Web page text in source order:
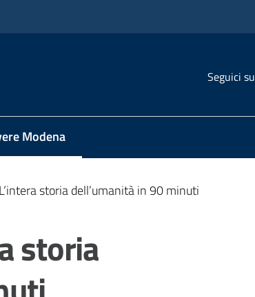
Seguici su
Modena
selezionato
storia dell’umanità in 90 minuti
storia